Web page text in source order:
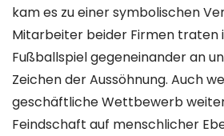
kam es zu einer symbolischen
Mitarbeiter beider Firmen traten
Fußballspiel gegeneinander an
Zeichen der Aussöhnung. Auch
geschäftliche Wettbewerb
Feindschaft auf menschlicher